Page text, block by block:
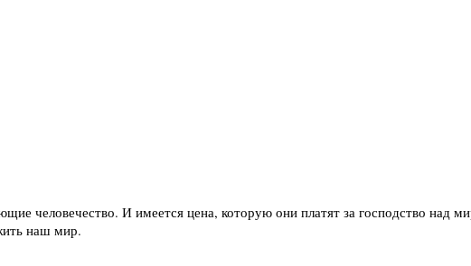
человечество. И имеется цена, которую они платят за господство над
наш мир.